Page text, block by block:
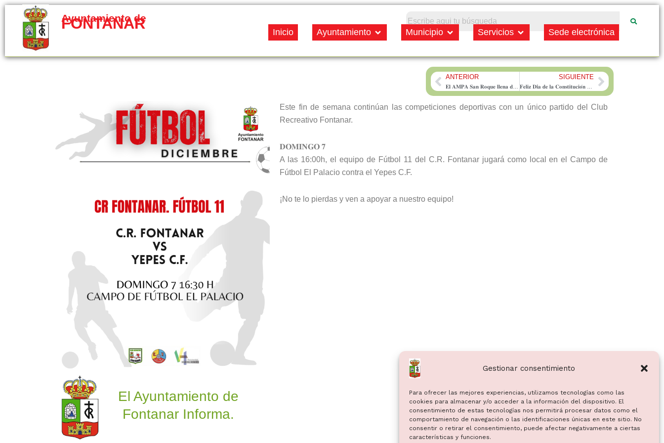
Gestionar consentimiento
Para ofrecer las mejores experiencias, utilizamos tecnologías como las
cookies para almacenar y/o acceder a la información del dispositivo. El
consentimiento de estas tecnologías nos permitirá procesar datos como el
comportamiento de navegación o las identificaciones únicas en este sitio. No
consentir o retirar el consentimiento, puede afectar negativamente a ciertas
características y funciones.
Ayuntamiento de
FONTANAR Inicio Ayuntamiento Open Ayuntamiento
Municipio Open Municipio
Servicios Open ServiciosSede electrónica
PrevANTERIOR
𝐄𝐥 𝐀𝐌𝐏𝐀 𝐒𝐚𝐧 𝐑𝐨𝐪𝐮𝐞 𝐥𝐥𝐞𝐧𝐚 𝐝𝐞 𝐜𝐫𝐞𝐚𝐭𝐢𝐯𝐢𝐝𝐚𝐝 𝐥𝐚 𝐍𝐚𝐯𝐢𝐝𝐚𝐝 𝐜𝐨𝐧 𝐮𝐧 𝐭𝐚𝐥𝐥𝐞𝐫 𝐢𝐧𝐟𝐚𝐧𝐭𝐢𝐥 𝐝𝐞 𝐚𝐝𝐨𝐫𝐧𝐨𝐬
SIGUIENTENext
El Ayuntamiento de
Fontanar Informa.
Este fin de semana continúan las competiciones deportivas con un único partido del Club
Recreativo Fontanar.
𝐃𝐎𝐌𝐈𝐍𝐆𝐎 𝟕
A las 16:00h, el equipo de Fútbol 11 del C.R. Fontanar jugará como local en el Campo de
Fútbol El Palacio contra el Yepes C.F.
¡No te lo pierdas y ven a apoyar a nuestro equipo!